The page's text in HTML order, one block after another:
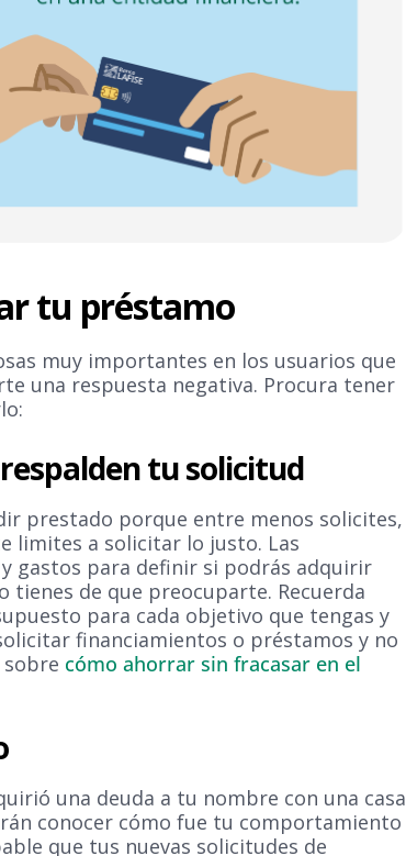
tu préstamo
muy importantes en los usuarios que
una respuesta negativa. Procura tener
tu solicitud
prestado porque entre menos solicites,
limites a solicitar lo justo. Las
gastos para definir si podrás adquirir
tienes de que preocuparte. Recuerda
para cada objetivo que tengas y
financiamientos o préstamos y no
sobre cómo ahorrar sin fracasar en el
una deuda a tu nombre con una casa
conocer cómo fue tu comportamiento
que tus nuevas solicitudes de